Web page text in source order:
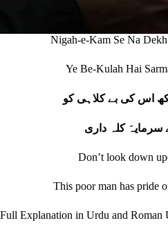
Nigah-e-Kam Se Na
Ye Be-Kulah Hai
اس کی بے کلاہی کو
سرمایہَ کلہ داری
Don’t look down
This poor man has pride
Full Explanation in Urdu and Roman